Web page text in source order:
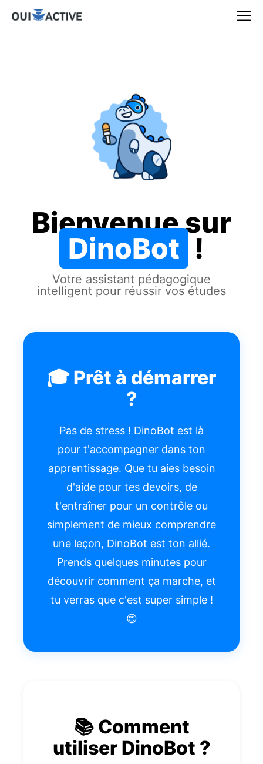
Bienvenue sur
DinoBot !
Votre assistant pédagogique
intelligent pour réussir vos études
🎓 Prêt à démarrer
?
Pas de stress ! DinoBot est là
pour t'accompagner dans ton
apprentissage. Que tu aies besoin
d'aide pour tes devoirs, de
t'entraîner pour un contrôle ou
simplement de mieux comprendre
une leçon, DinoBot est ton allié.
Prends quelques minutes pour
découvrir comment ça marche, et
tu verras que c'est super simple !
😊
📚 Comment
utiliser DinoBot ?